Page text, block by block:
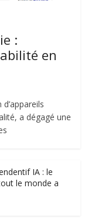
:
en
a dégagé une
IA : le
le monde a